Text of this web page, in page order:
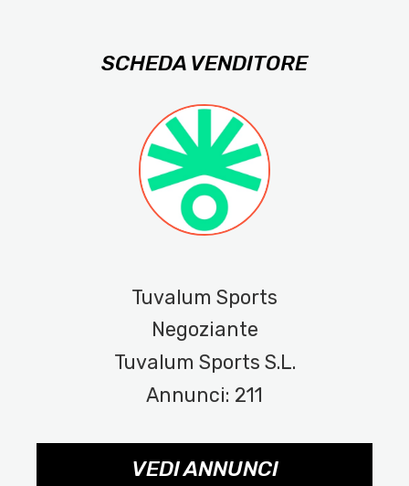
SCHEDA VENDITORE
Tuvalum Sports
Negoziante
Tuvalum Sports S.L.
Annunci: 211
VEDI ANNUNCI